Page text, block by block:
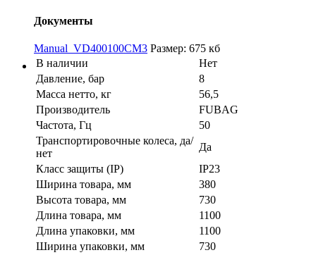
Документы
Manual_VD400100CM3 Размер: 675 кб
В наличии
Нет
Давление, бар
8
Масса нетто, кг
56,5
Производитель
FUBAG
Частота, Гц
50
Транспортировочные колеса, да/
нет
Да
Класс защиты (IP)
IP23
Ширина товара, мм
380
Высота товара, мм
730
Длина товара, мм
1100
Длина упаковки, мм
1100
Ширина упаковки, мм
730